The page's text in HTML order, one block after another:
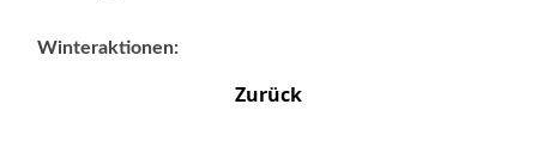
Winteraktionen:
Zurück